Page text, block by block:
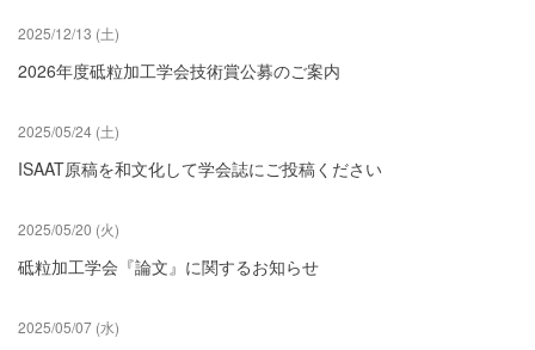
2025/12/13 (土)
2026年度砥粒加工学会技術賞公募のご案内
2025/05/24 (土)
ISAAT原稿を和文化して学会誌にご投稿ください
2025/05/20 (火)
砥粒加工学会『論文』に関するお知らせ
2025/05/07 (水)